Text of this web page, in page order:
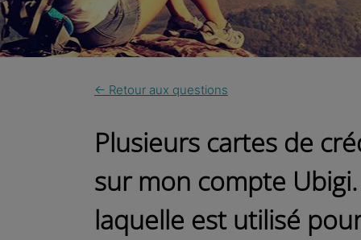
← Retour aux questions
Plusieurs cartes de
sur mon compte
laquelle est utilisé